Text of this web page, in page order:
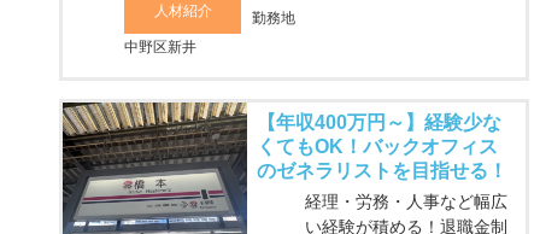
人材紹介
勤務地
中野区新井
【年収400万円～】経験少な
くてもOK！バックオフィス
のゼネラリストを目指せる！
経理・労務・人事など幅広
い経験が積める！退職金制